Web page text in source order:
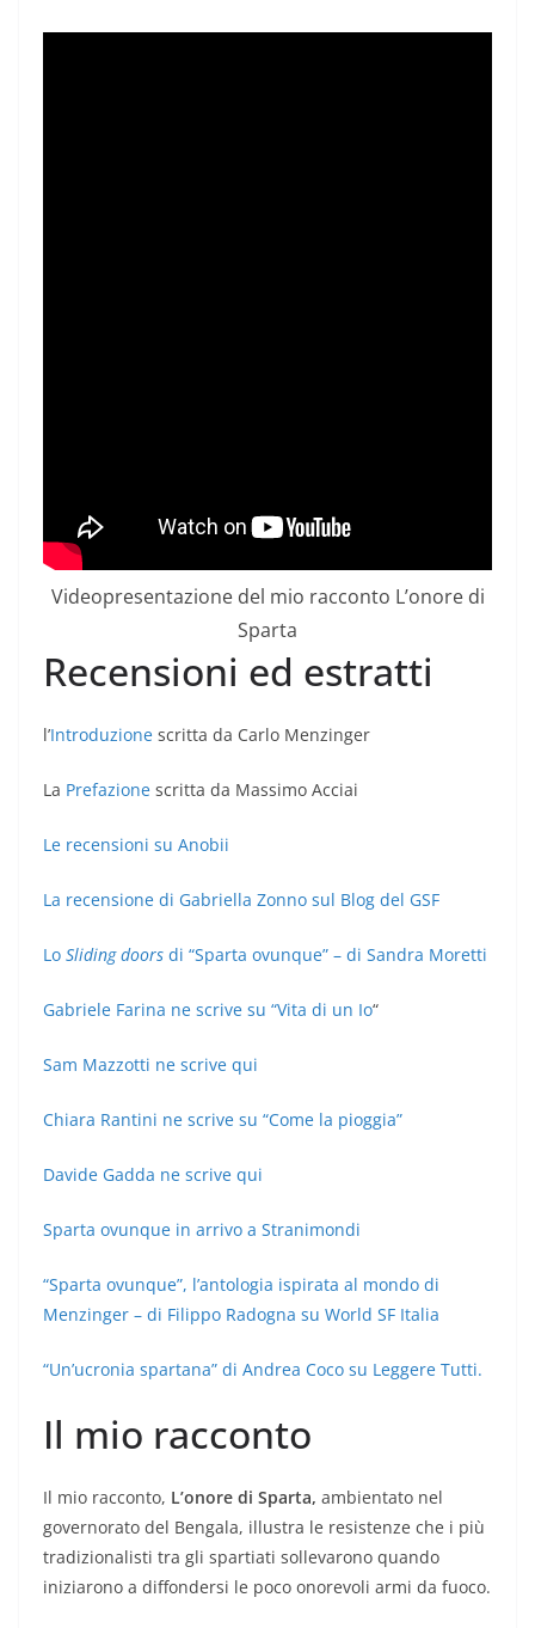
Videopresentazione del mio racconto L’onore di
Sparta
Recensioni ed estratti
l’Introduzione scritta da Carlo Menzinger
La Prefazione scritta da Massimo Acciai
Le recensioni su Anobii
La recensione di Gabriella Zonno sul Blog del GSF
Lo Sliding doors di “Sparta ovunque” – di Sandra Moretti
Gabriele Farina ne scrive su “Vita di un Io“
Sam Mazzotti ne scrive qui
Chiara Rantini ne scrive su “Come la pioggia”
Davide Gadda ne scrive qui
Sparta ovunque in arrivo a Stranimondi
“Sparta ovunque”, l’antologia ispirata al mondo di
Menzinger – di Filippo Radogna su World SF Italia
“Un’ucronia spartana” di Andrea Coco su Leggere Tutti.
Il mio racconto
Il mio racconto, L’onore di Sparta, ambientato nel
governorato del Bengala, illustra le resistenze che i più
tradizionalisti tra gli spartiati sollevarono quando
iniziarono a diffondersi le poco onorevoli armi da fuoco.